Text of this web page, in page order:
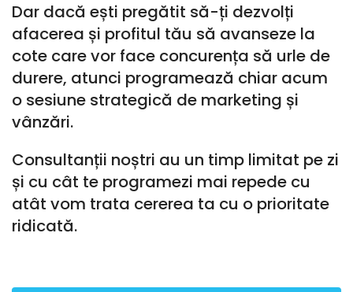
Dar dacă ești pregătit să-ți dezvolți
afacerea și profitul tău să avanseze la
cote care vor face concurența să urle de
durere, atunci programează chiar acum
o sesiune strategică de marketing și
vânzări.
Consultanții noștri au un timp limitat pe zi
și cu cât te programezi mai repede cu
atât vom trata cererea ta cu o prioritate
ridicată.